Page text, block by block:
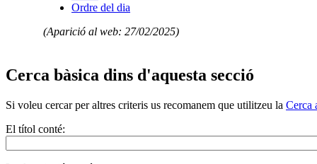
Ordre del dia
(Aparició al web: 27/02/2025)
Cerca bàsica dins d'aquesta secció
Si voleu cercar per altres criteris us recomanem que utilitzeu la Cerca
El títol conté: